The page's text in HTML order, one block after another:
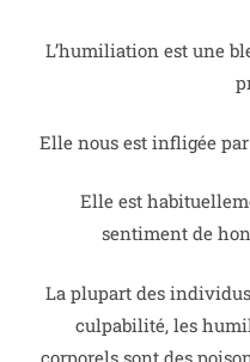
L’humiliation est une
Elle nous est infligée
Elle est
sentiment de
La plupart des
culpabilité, les
corporels sont des